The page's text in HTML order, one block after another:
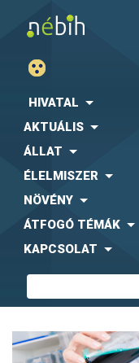
HIVATAL
AKTUÁLIS
ÁLLAT
ÉLELMISZER
NÖVÉNY
ÁTFOGÓ TÉMÁK
KAPCSOLAT